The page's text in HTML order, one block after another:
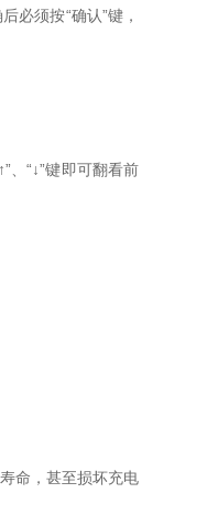
必须按“确认”键，
、“↓”键即可翻看前
命，甚至损坏充电